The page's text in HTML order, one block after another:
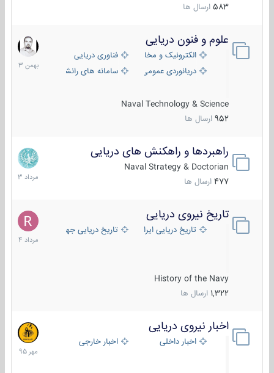
583 ارسال ها
علوم و فنون دریایی
الکترونیک و مخابرات دریاییفناوری دریایی
دریانوردی عمومی
سامانه های رانشی دریایی
Naval Technology & Science
952 ارسال ها
6
بهمن
1403
راهبردها و راهکنش های دریایی
Naval Strategy & Doctorian
477 ارسال ها
2
مرداد
1403
تاریخ نیروی دریایی
تاریخ دریایی ایران تاریخ دریایی جهان
History of the Navy
1,322 ارسال ها
16
مرداد
1404
اخبار نیروی دریایی
اخبار داخلی اخبار خارجی
27
مهر
1395